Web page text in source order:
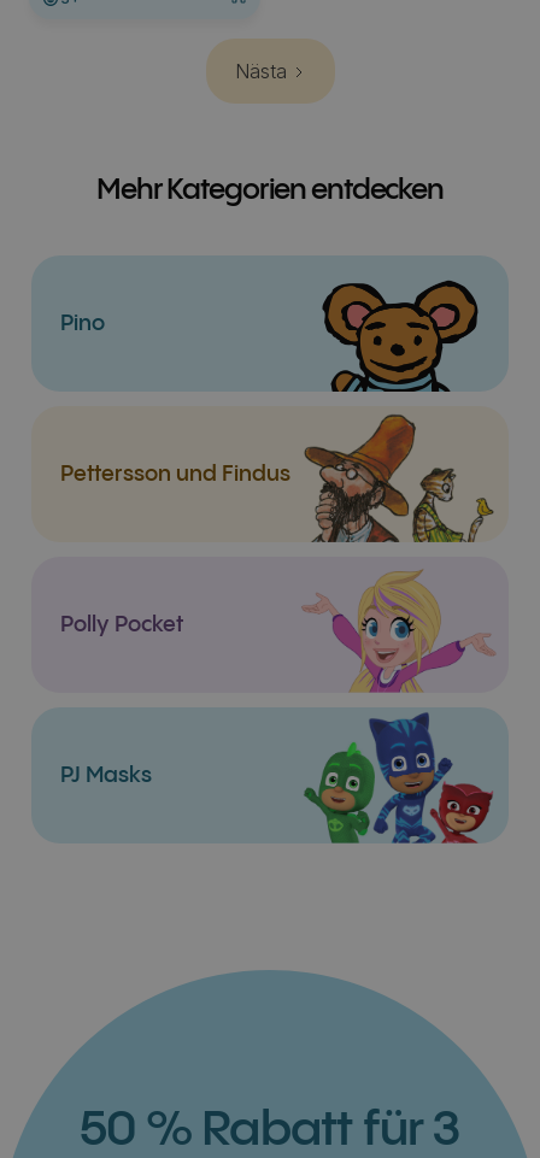
Nästa
Mehr Kategorien entdecken
Pino
Pettersson und Findus
Polly Pocket
PJ Masks
50 % Rabatt für 3